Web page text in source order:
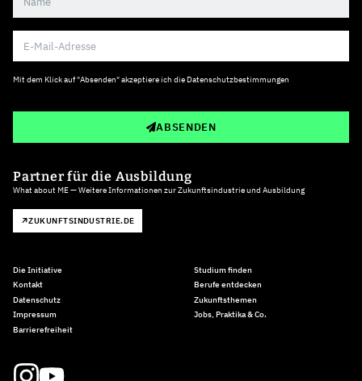
Mit dem Klick auf "Absenden" akzeptiere ich die Datenschutzbestimmungen
ABSENDEN
Partner für die Ausbildung
What about ME — Weitere Informationen zur Zukunftsindustrie und Ausbildung
ZUKUNFTSINDUSTRIE.DE
Die Initiative
Kontakt
Datenschutz
Impressum
Barrierefreiheit
Studium finden
Berufe entdecken
Zukunftsthemen
Jobs, Praktika & Co.